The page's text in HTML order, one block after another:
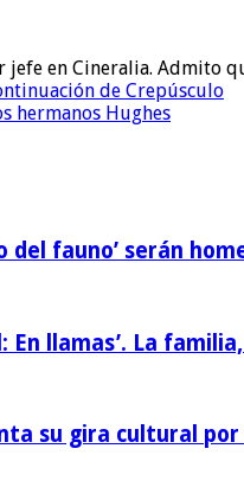
jefe en Cineralia. Admito
de Crepúsculo
hermanos Hughes
del fauno’ serán
En llamas’. La
su gira cultural por